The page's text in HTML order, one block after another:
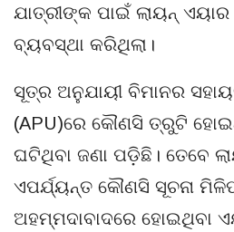
ଯାତ୍ରୀଙ୍କ ପାଇଁ ଲାୟନ୍
ବ୍ୟବସ୍ଥା କରିଥିଲା।
ସୂତ୍ର ଅନୁଯାୟୀ ବିମାନର
(APU)ରେ କୌଣସି ତ୍ରୁଟି
ଘଟିଥିବା ଜଣା ପଡ଼ିଛି। ତେବେ
ଏପର୍ଯ୍ୟନ୍ତ କୌଣସି ସୂଚନା
ଅହମ୍ମଦାବାଦରେ ହୋଇଥିବା